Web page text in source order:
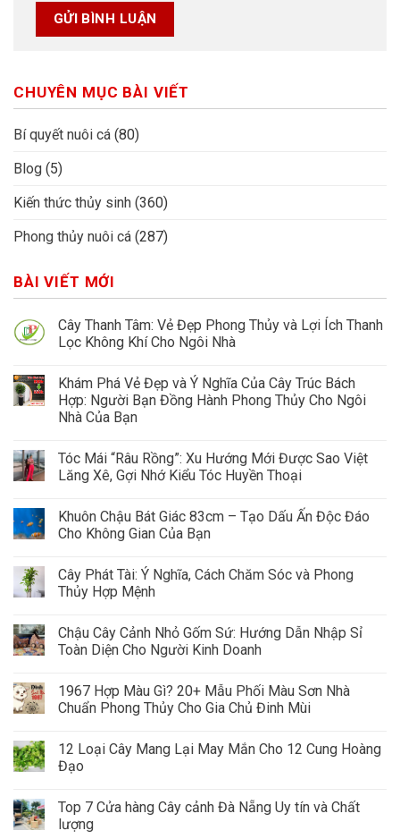
CHUYÊN MỤC BÀI VIẾT
Bí quyết nuôi cá (80)
Blog (5)
Kiến thức thủy sinh (360)
Phong thủy nuôi cá (287)
BÀI VIẾT MỚI
Cây Thanh Tâm: Vẻ Đẹp Phong Thủy và Lợi Ích Thanh
Lọc Không Khí Cho Ngôi Nhà
Khám Phá Vẻ Đẹp và Ý Nghĩa Của Cây Trúc Bách
Hợp: Người Bạn Đồng Hành Phong Thủy Cho Ngôi
Nhà Của Bạn
Tóc Mái “Râu Rồng”: Xu Hướng Mới Được Sao Việt
Lăng Xê, Gợi Nhớ Kiểu Tóc Huyền Thoại
Khuôn Chậu Bát Giác 83cm – Tạo Dấu Ấn Độc Đáo
Cho Không Gian Của Bạn
Cây Phát Tài: Ý Nghĩa, Cách Chăm Sóc và Phong
Thủy Hợp Mệnh
Chậu Cây Cảnh Nhỏ Gốm Sứ: Hướng Dẫn Nhập Sỉ
Toàn Diện Cho Người Kinh Doanh
1967 Hợp Màu Gì? 20+ Mẫu Phối Màu Sơn Nhà
Chuẩn Phong Thủy Cho Gia Chủ Đinh Mùi
12 Loại Cây Mang Lại May Mắn Cho 12 Cung Hoàng
Đạo
Top 7 Cửa hàng Cây cảnh Đà Nẵng Uy tín và Chất
lượng